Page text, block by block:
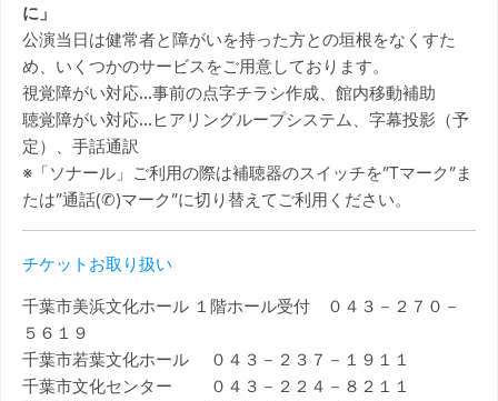
に」
公演当日は健常者と障がいを持った方との垣根をなくすた
め、いくつかのサービスをご用意しております。
視覚障がい対応…事前の点字チラシ作成、館内移動補助
聴覚障がい対応…ヒアリングループシステム、字幕投影（予
定）、手話通訳
※「ソナール」ご利用の際は補聴器のスイッチを”Tマーク”ま
たは”通話(✆)マーク”に切り替えてご利用ください。
チケットお取り扱い
千葉市美浜文化ホール １階ホール受付 ０４３－２７０－
５６１９
千葉市若葉文化ホール ０４３－２３７－１９１１
千葉市文化センター ０４３－２２４－８２１１